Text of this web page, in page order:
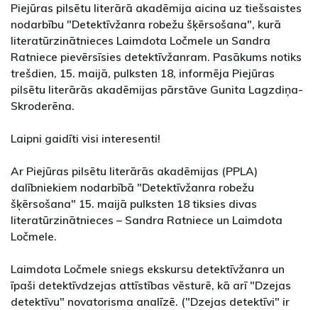
Piejūras pilsētu literārā akadēmija aicina uz tiešsaistes
nodarbību "Detektīvžanra robežu šķērsošana", kurā
literatūrzinātnieces Laimdota Ločmele un Sandra
Ratniece pievērsīsies detektīvžanram. Pasākums notiks
trešdien, 15. maijā, pulksten 18, informēja Piejūras
pilsētu literārās akadēmijas pārstāve Gunita Lagzdiņa-
Skroderēna.
Laipni gaidīti visi interesenti!
Ar Piejūras pilsētu literārās akadēmijas (PPLA)
dalībniekiem nodarbībā "Detektīvžanra robežu
šķērsošana" 15. maijā pulksten 18 tiksies divas
literatūrzinātnieces – Sandra Ratniece un Laimdota
Ločmele.
Laimdota Ločmele sniegs ekskursu detektīvžanra un
īpaši detektīvdzejas attīstības vēsturē, kā arī "Dzejas
detektīvu" novatorisma analīzē. ("Dzejas detektīvi" ir